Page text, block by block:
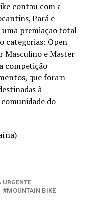
contou com a
Pará e
uma premiação total
categorias: Open
Masculino e Master
competição
que foram
à
do
MOUNTAIN BIKE